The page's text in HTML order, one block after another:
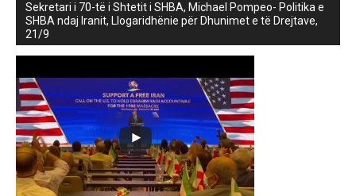
Sekretari i 70-të i Shtetit i SHBA, Michael Pompeo- Politika e
SHBA ndaj Iranit, Llogaridhënie për Dhunimet e të Drejtave,
21/9